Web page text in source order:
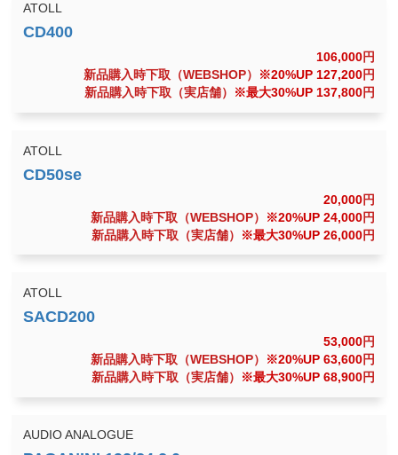
ATOLL
106,000円
新品購入時下取（WEBSHOP）
※20%UP 127,200円
新品購入時下取（実店舗）
※最大30%UP 137,800円
ATOLL
20,000円
新品購入時下取（WEBSHOP）
※20%UP 24,000円
新品購入時下取（実店舗）
※最大30%UP 26,000円
ATOLL
53,000円
新品購入時下取（WEBSHOP）
※20%UP 63,600円
新品購入時下取（実店舗）
※最大30%UP 68,900円
AUDIO ANALOGUE